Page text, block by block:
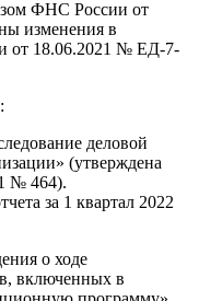
ФНС России от
изменения в
от 18.06.2021 № ЕД-7-
деловой
(утверждена
№ 464).
за 1 квартал 2022
о ходе
включенных в